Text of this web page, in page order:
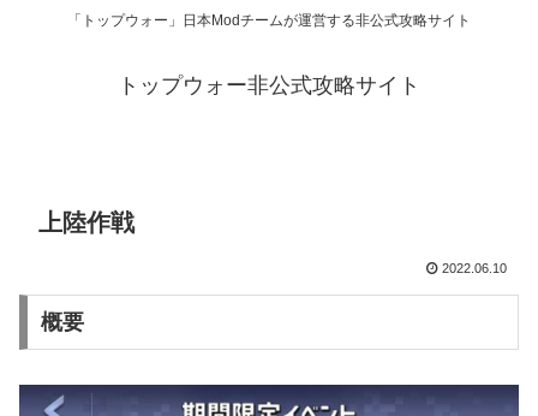
「トップウォー」日本Modチームが運営する非公式攻略サイト
トップウォー非公式攻略サイト
上陸作戦
2022.06.10
概要